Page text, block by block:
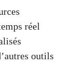
réel
outils